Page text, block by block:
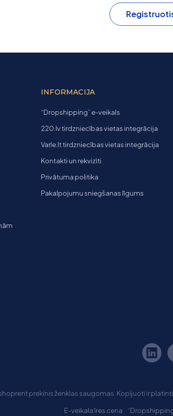
INFORMACIJA
“Dropshipping” e-veikals
220.lv tirdzniecības vietas integrācija
Varle.lt tirdzniecības vietas integrācija
Kontakti un rekvizīti
Privātuma politika
Pakalpojumu sniegšanas līgums
prekinis ženklas saugomas. Kopijuoti ir
E-veikala īres cena